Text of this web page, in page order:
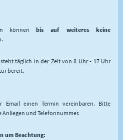
könnenbis auf weiteres keine
täglich in der Zeit von 8 Uhr - 17 Uhr
bereit.
Email einen Termin vereinbaren. Bitte
Anliegen und Telefonnummer.
um Beachtung: